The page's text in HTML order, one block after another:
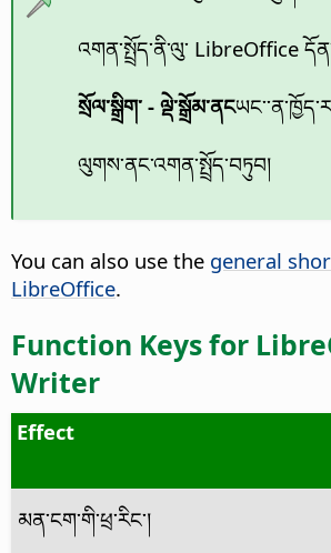
འགན་སྤྲོད་ནི་ལུ་ LibreOffice
སྲོལ་སྒྲིག་ - ལྡེ་སྒྲོམ་ནང
ལུགས་ནང་འགན་སྤྲོད་བཏུབ།
You can also use the general
LibreOffice.
Function Keys for
Writer
Effect
མན་ངག་གི་ཕྲ་རིང་།